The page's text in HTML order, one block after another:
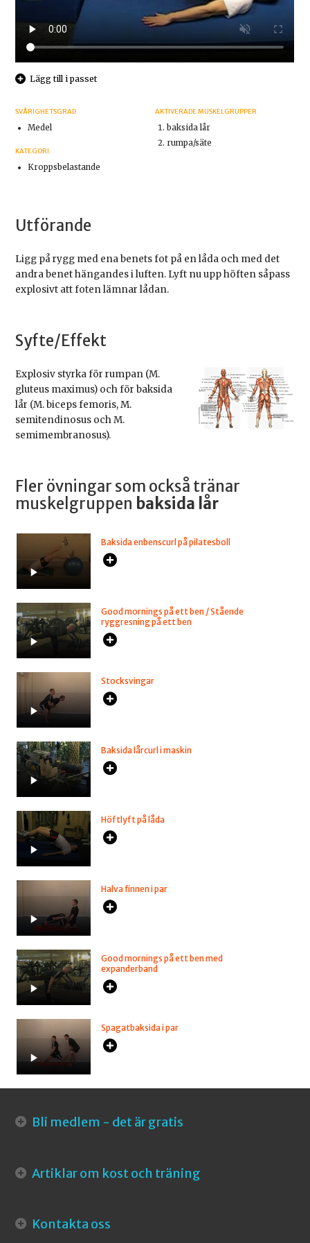
Lägg till i passet
SVÅRIGHETSGRAD
Medel
KATEGORI
Kroppsbelastande
AKTIVERADE MUSKELGRUPPER
baksida lår
rumpa/säte
Utförande
Ligg på rygg med ena benets fot på en låda och med det
andra benet hängandes i luften. Lyft nu upp höften såpass
explosivt att foten lämnar lådan.
Syfte/Effekt
Explosiv styrka för rumpan (M.
gluteus maximus) och för baksida
lår (M. biceps femoris, M.
semitendinosus och M.
semimembranosus).
Fler övningar som också tränar
muskelgruppen baksida lår
Baksida enbenscurl på pilatesboll
Good mornings på ett ben / Stående
ryggresning på ett ben
Stocksvingar
Baksida lårcurl i maskin
Höftlyft på låda
Halva finnen i par
Good mornings på ett ben med
expanderband
Spagatbaksida i par
Bli medlem - det är gratis
Artiklar om kost och träning
Kontakta oss